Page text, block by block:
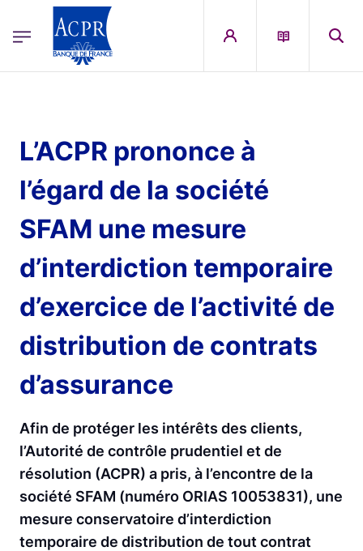
ACPR Menu Principal (English)
L’ACPR prononce à
l’égard de la société
SFAM une mesure
d’interdiction temporaire
d’exercice de l’activité de
distribution de contrats
d’assurance
Afin de protéger les intérêts des clients,
l’Autorité de contrôle prudentiel et de
résolution (ACPR) a pris, à l’encontre de la
société SFAM (numéro ORIAS 10053831), une
mesure conservatoire d’interdiction
temporaire de distribution de tout contrat